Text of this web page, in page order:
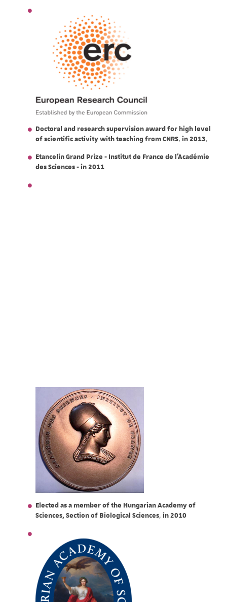
Doctoral and research supervision award for high level
of scientific activity with teaching from CNRS, in 2013.
Etancelin Grand Prize - Institut de France de l'Académie
des Sciences - in 2011
Elected as a member of the Hungarian Academy of
Sciences, Section of Biological Sciences, in 2010